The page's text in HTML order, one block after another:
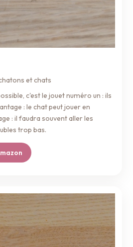
et chats
c'est le jouet numéro un : ils
: le chat peut jouer en
: il faudra souvent aller les
trop bas.